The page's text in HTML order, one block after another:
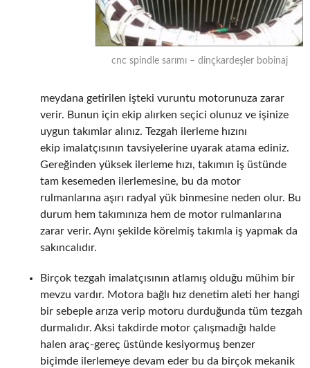
cnc spindle sarımı – dinçkardeşler bobinaj
meydana getirilen işteki vuruntu motorunuza zarar
verir. Bunun için ekip alırken seçici olunuz ve işinize
uygun takımlar alınız. Tezgah ilerleme hızını
ekip imalatçısının tavsiyelerine uyarak atama ediniz.
Gereğinden yüksek ilerleme hızı, takımın iş üstünde
tam kesemeden ilerlemesine, bu da motor
rulmanlarına aşırı radyal yük binmesine neden olur. Bu
durum hem takımınıza hem de motor rulmanlarına
zarar verir. Aynı şekilde körelmiş takımla iş yapmak da
sakıncalıdır.
Birçok tezgah imalatçısının atlamış olduğu mühim bir
mevzu vardır. Motora bağlı hız denetim aleti her hangi
bir sebeple arıza verip motoru durduğunda tüm tezgah
durmalıdır. Aksi takdirde motor çalışmadığı halde
halen araç-gereç üstünde kesiyormuş benzer
biçimde ilerlemeye devam eder bu da birçok mekanik